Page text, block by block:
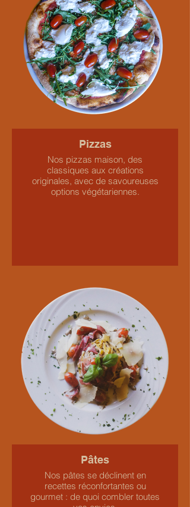
Pizzas
Nos pizzas maison, des
classiques aux créations
originales, avec de savoureuses
options végétariennes.
Pâtes
Nos pâtes se déclinent en
recettes réconfortantes ou
gourmet : de quoi combler toutes